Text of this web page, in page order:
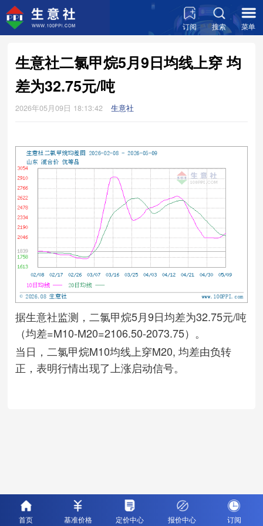
订阅 搜索 菜单
生意社二氯甲烷5月9日均线上穿 均
差为32.75元/吨
2026年05月09日 18:13:42 生意社
据生意社监测，二氯甲烷5月9日均差为32.75元/吨
（均差=M10-M20=2106.50-2073.75）。
当日，二氯甲烷M10均线上穿M20, 均差由负转
正，表明行情出现了上涨启动信号。
首页 基准价格 定价中心 报价中心 订阅